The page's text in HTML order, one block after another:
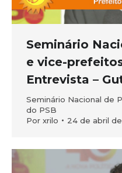
Seminário
e vice-
Entrevista –
Seminário Nacional de
do PSB
Por xrilo 24 de abril